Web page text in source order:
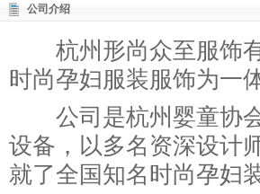
公司介绍
杭州形尚众至服饰有
时尚孕妇服装服饰为一
公司是杭州婴童协会
设备，以多名资深设计
就了全国知名时尚孕妇